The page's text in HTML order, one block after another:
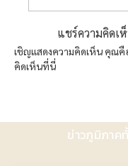
แชร์ความคิดเ
เชิญแสดงความคิดเห็น คุณ
คิดเห็นที่นี่
ข่าวภูมิภาค